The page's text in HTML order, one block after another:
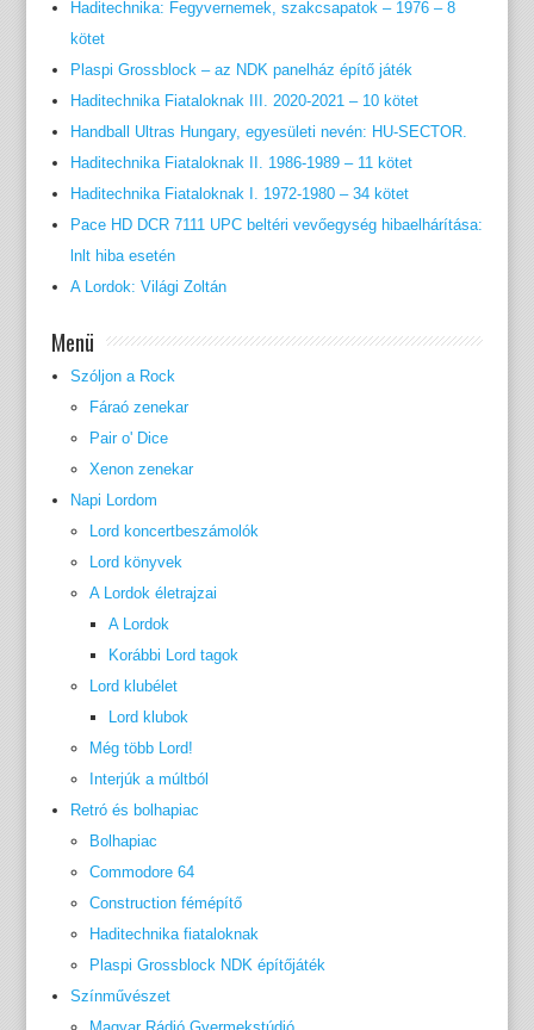
Haditechnika: Fegyvernemek, szakcsapatok – 1976 – 8
kötet
Plaspi Grossblock – az NDK panelház építő játék
Haditechnika Fiataloknak III. 2020-2021 – 10 kötet
Handball Ultras Hungary, egyesületi nevén: HU-SECTOR.
Haditechnika Fiataloknak II. 1986-1989 – 11 kötet
Haditechnika Fiataloknak I. 1972-1980 – 34 kötet
Pace HD DCR 7111 UPC beltéri vevőegység hibaelhárítása:
lnlt hiba esetén
A Lordok: Világi Zoltán
Menü
Szóljon a Rock
Fáraó zenekar
Pair o' Dice
Xenon zenekar
Napi Lordom
Lord koncertbeszámolók
Lord könyvek
A Lordok életrajzai
A Lordok
Korábbi Lord tagok
Lord klubélet
Lord klubok
Még több Lord!
Interjúk a múltból
Retró és bolhapiac
Bolhapiac
Commodore 64
Construction fémépítő
Haditechnika fiataloknak
Plaspi Grossblock NDK építőjáték
Színművészet